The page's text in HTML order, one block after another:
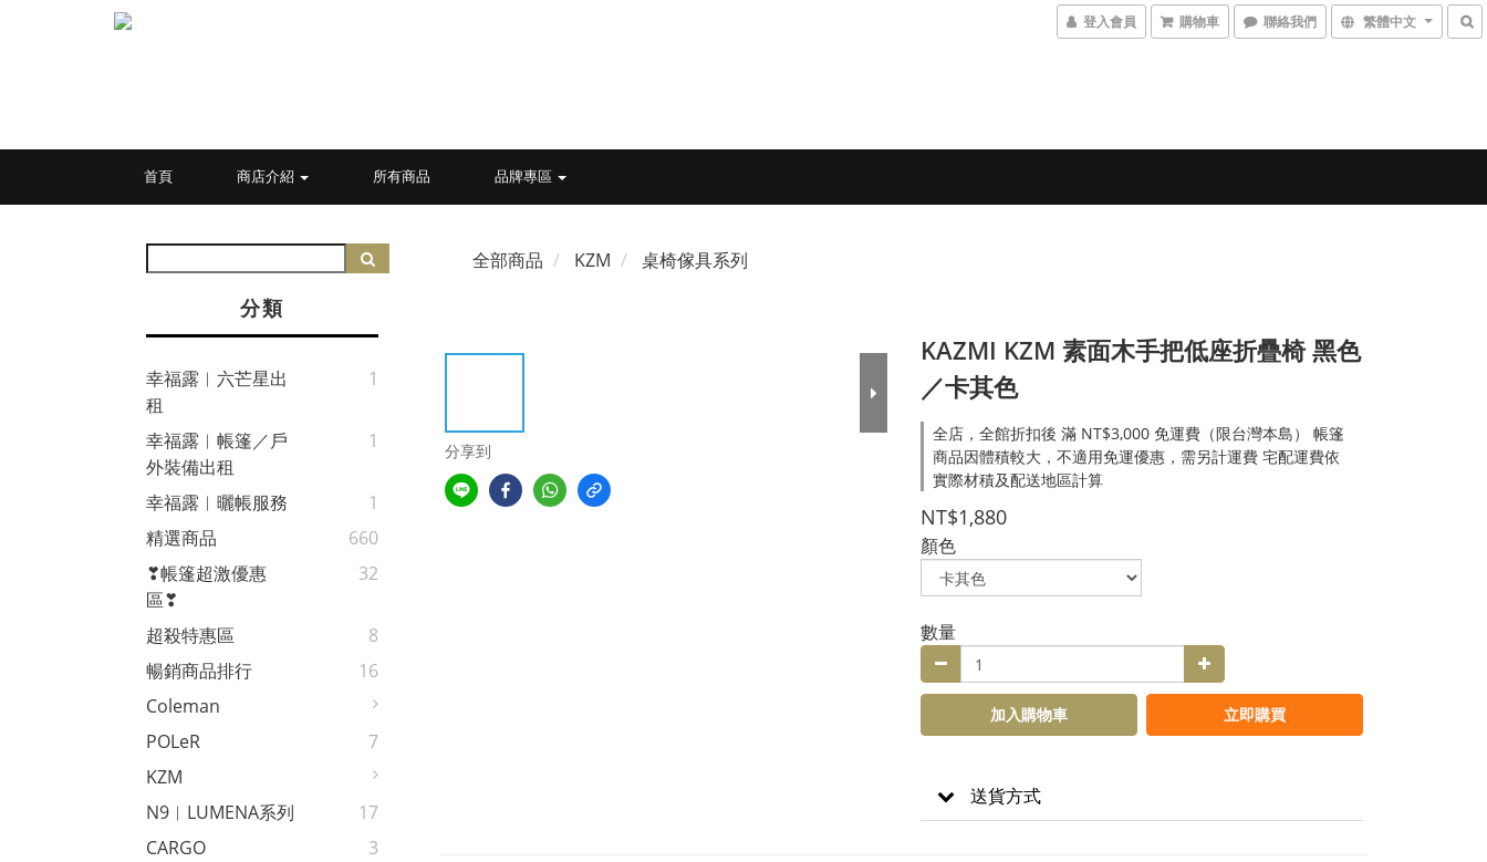
登入會員 購物車 聯絡我們 繁體中文
首頁 商店介紹 所有商品 品牌專區
分類
幸福露︱六芒星出
租
1
幸福露︱帳篷／戶
外裝備出租
1
幸福露︱曬帳服務
1
精選商品
660
❣帳篷超激優惠
區❣
32
超殺特惠區
8
暢銷商品排行
16
Coleman
POLeR
7
KZM
N9︱LUMENA系列
17
CARGO
3
全部商品 KZM 桌椅傢具系列
分享到
KAZMI KZM 素面木手把低座折疊椅 黑色
／卡其色
全店，全館折扣後 滿 NT$3,000 免運費（限台灣本島） 帳篷
商品因體積較大，不適用免運優惠，需另計運費 宅配運費依
實際材積及配送地區計算
NT$1,880
顏色
數量
加入購物車 立即購買
送貨方式